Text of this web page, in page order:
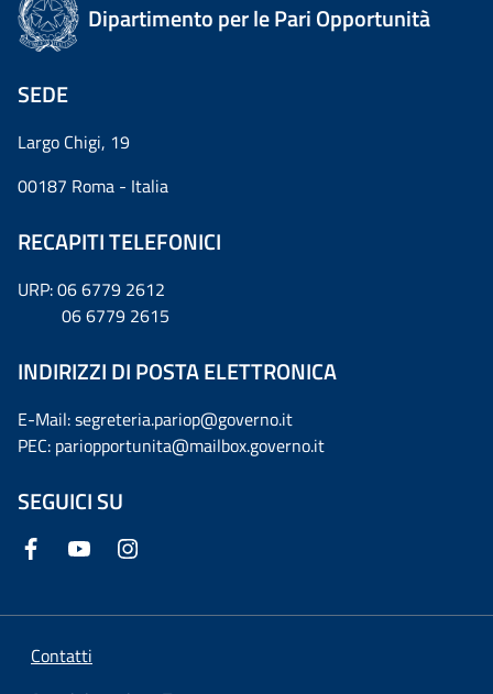
Dipartimento per le Pari Opportunità
SEDE
Largo Chigi, 19
00187 Roma - Italia
RECAPITI TELEFONICI
URP: 06 6779 2612
06 6779 2615
INDIRIZZI DI POSTA ELETTRONICA
E-Mail: segreteria.pariop@governo.it
PEC: pariopportunita@mailbox.governo.it
SEGUICI SU
Contatti